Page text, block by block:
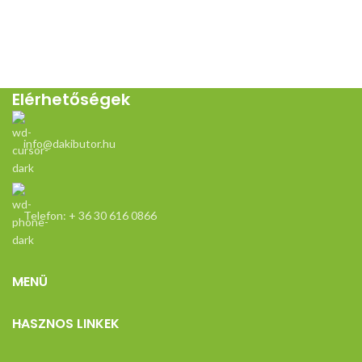
Elérhetőségek
info@dakibutor.hu
Telefon: + 36 30 616 0866
MENÜ
HASZNOS LINKEK